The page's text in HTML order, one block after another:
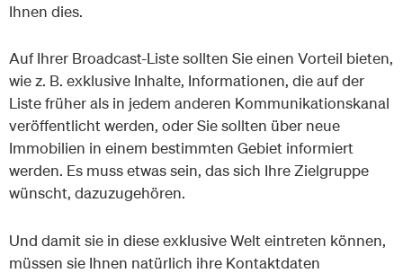
Ihnen dies.
Auf Ihrer Broadcast-Liste sollten Sie einen Vorteil bieten,
wie z. B. exklusive Inhalte, Informationen, die auf der
Liste früher als in jedem anderen Kommunikationskanal
veröffentlicht werden, oder Sie sollten über neue
Immobilien in einem bestimmten Gebiet informiert
werden. Es muss etwas sein, das sich Ihre Zielgruppe
wünscht, dazuzugehören.
Und damit sie in diese exklusive Welt eintreten können,
müssen sie Ihnen natürlich ihre Kontaktdaten